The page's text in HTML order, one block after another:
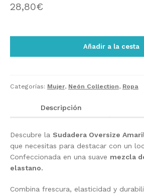
28,80€
Añadir a la cesta
Categorías: Mujer, Neón Collection, Ropa
Descripción
Descubre la Sudadera Oversize
que necesitas para destacar con un
Confeccionada en una suave mezcla
elastano.
Combina frescura, elasticidad y